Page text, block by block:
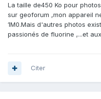
La taille de450 Ko pour
sur geoforum ,mon appareil
1M0.Mais d'autres photos
passionés de fluorine ,...et
Citer